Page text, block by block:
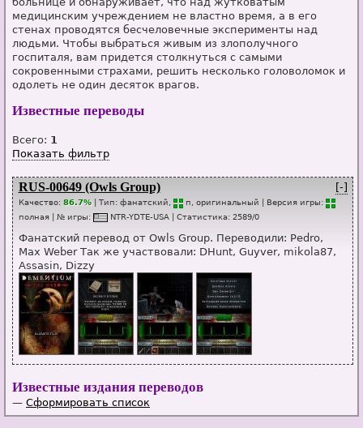
медицинским учреждением не властно время, а в его
стенах проводятся бесчеловечные эксперименты над
людьми. Чтобы выбраться живым из злополучного
госпиталя, вам придется столкнуться с самыми
сокровенными страхами, решить несколько головоломок и
одолеть не один десяток врагов.
Известные переводы
Всего: 1
Показать фильтр
[-]
RUS-00649 (Owls Group)
Качество: 86.7% | Тип: фанатский, п , оригинальный
| Версия игры:
полная | № игры: NTR-YDTE-USA Статистика: 2589/0
Фанатский перевод от Owls Group. Переводили: Pedro,
Max Weber Так же участвовали: DHunt, Guyver, mikola87,
Assasin, Dizzy
Известные издания переводов
— Сформировать список